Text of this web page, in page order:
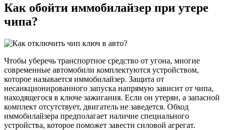
Как обойти иммобилайзер при утере
чипа?
Чтобы уберечь транспортное средство от угона, многие
современные автомобили комплектуются устройством,
которое называется иммобилайзер. Защита от
несанкционированного запуска напрямую зависит от чипа,
находящегося в ключе зажигания. Если он утерян, а запасной
комплект отсутствует, двигатель не заведется. Обход
иммобилайзера предполагает наличие специального
устройства, которое поможет завести силовой агрегат.